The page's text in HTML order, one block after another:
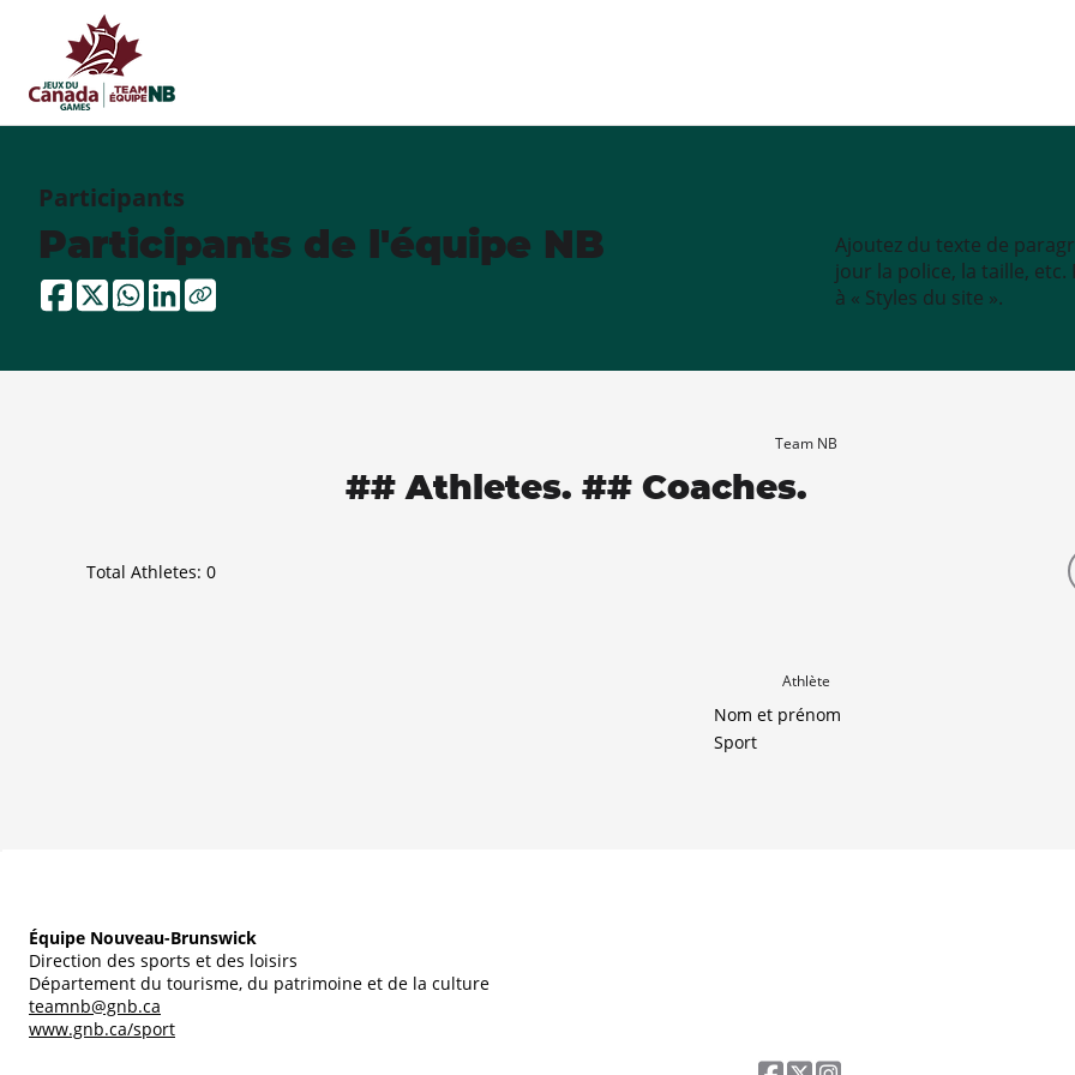
Participants
Participants de l'équipe NB
Ajoutez du texte de
jour la police, la taille,
à « Styles du site ».
Team NB
## Athletes. ## Coaches.
Total Athletes: 0
Athlète
Nom et prénom
Sport
Équipe Nouveau-Brunswick
Direction des sports et des loisirs
Département du tourisme, du patrimoine et de la culture
teamnb@gnb.ca
www.gnb.ca/sport